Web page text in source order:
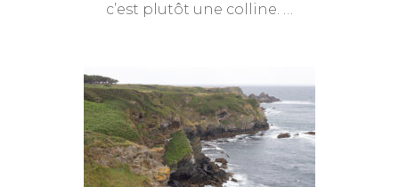
monde
c’est plutôt une colline. …